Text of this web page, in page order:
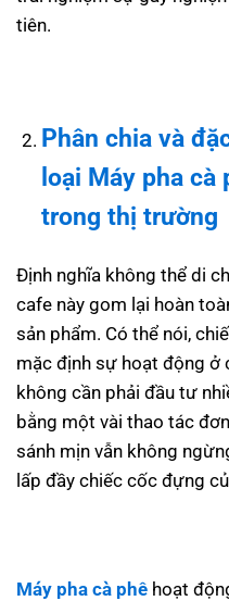
tiên.
Phân chia và
loại Máy pha cà
trong thị trường
Định nghĩa không thể di
cafe này gom lại hoàn
sản phẩm. Có thể nói,
mặc định sự hoạt động ở
không cần phải đầu tư
bằng một vài thao tác
sánh mịn vẫn không
lấp đầy chiếc cốc đựng
Máy pha cà phê hoạt